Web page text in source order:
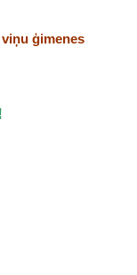
ģimenes